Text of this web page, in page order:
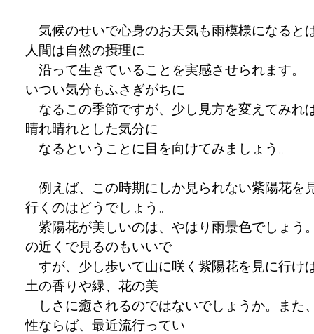
気候のせいで心身のお天気も雨模様になると
人間は自然の摂理に
沿って生きていることを実感させられます
いつい気分もふさぎがちに
なるこの季節ですが、少し見方を変えてみれ
晴れ晴れとした気分に
なるということに目を向けてみましょう。
例えば、この時期にしか見られない紫陽花を
行くのはどうでしょう。
紫陽花が美しいのは、やはり雨景色でしょう
の近くで見るのもいいで
すが、少し歩いて山に咲く紫陽花を見に行け
土の香りや緑、花の美
しさに癒されるのではないでしょうか。また
性ならば、最近流行ってい